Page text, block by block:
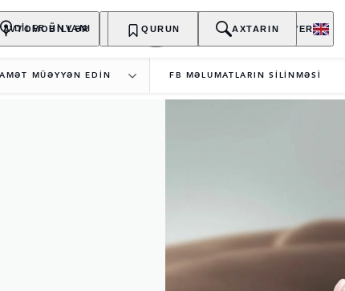
AVTOMOBİLLƏR SAHİBLƏR KƏŞF EDİN ALIŞ-VERİŞ
DİLER ÜNVANI QURUN AXTARIN
MÜƏYYƏN EDİN FB MƏLUMATLARIN SİLİNMƏSİ